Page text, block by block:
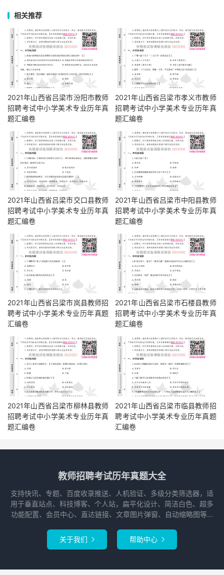
相关推荐
2021年山西省吕梁市汾阳市教师
招聘考试中小学美术专业历年真
题汇编卷
2021年山西省吕梁市孝义市教师
招聘考试中小学美术专业历年真
题汇编卷
2021年山西省吕梁市交口县教师
招聘考试中小学美术专业历年真
题汇编卷
2021年山西省吕梁市中阳县教师
招聘考试中小学美术专业历年真
题汇编卷
2021年山西省吕梁市岚县教师招
聘考试中小学美术专业历年真题
汇编卷
2021年山西省吕梁市石楼县教师
招聘考试中小学美术专业历年真
题汇编卷
2021年山西省吕梁市柳林县教师
招聘考试中小学美术专业历年真
题汇编卷
2021年山西省吕梁市临县教师招
聘考试中小学美术专业历年真题
汇编卷
教师招聘考试历年真题大全
支持快讯、专题、百度收录推送、人机验证、多级分类筛选器，适
用于垂直站点、科技博客、个人站，扁平化设计、简洁白色、超多
功能配置、会员中心、直达链接、文章图片弹窗、自动缩略图等...
关于我们  帮助中心 